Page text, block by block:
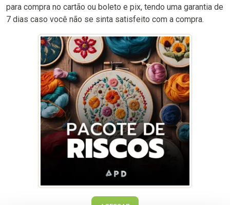
para compra no cartão ou boleto e pix, tendo uma garantia de
7 dias caso você não se sinta satisfeito com a compra.